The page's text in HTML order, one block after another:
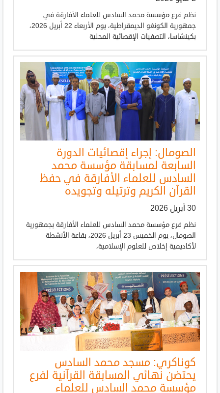
نظم فرع مؤسسة محمد السادس للعلماء الأفارقة في
جمهورية الكونغو الديمقراطية، يوم الأربعاء 22 أبريل 2026،
بكينشاسا، التصفيات الإقصائية المحلية
الصومال: إجراء إقصائيات الدورة
السابعة لمسابقة مؤسسة محمد
السادس للعلماء الأفارقة في حفظ
القرآن الكريم وترتيله وتجويده
30 أبريل 2026
نظم فرع مؤسسة محمد السادس للعلماء الأفارقة بجمهورية
الصومال، يوم الخميس 23 أبريل 2026، بقاعة الأنشطة
لأكاديمية إخلاص للعلوم الإسلامية،
كوناكري: مسجد محمد السادس
يحتضن نهائي المسابقة القرآنية لفرع
مؤسسة محمد السادس للعلماء